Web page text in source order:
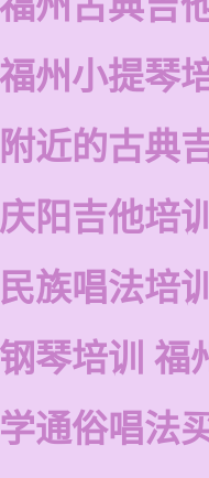
福州小提琴
附近的古典
庆阳吉他培
民族唱法培
钢琴培训 福
学通俗唱法